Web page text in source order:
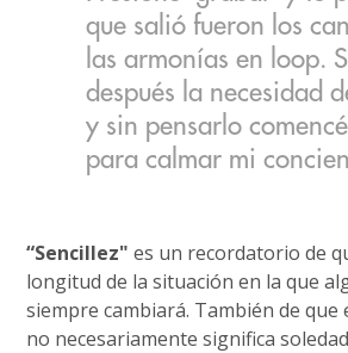
que salió fueron los
las armonías en loop.
después la necesidad
y sin pensarlo
para calmar mi
“Sencillez" es un recordatorio de
longitud de la situación en la que
siempre cambiará. También de
no necesariamente significa